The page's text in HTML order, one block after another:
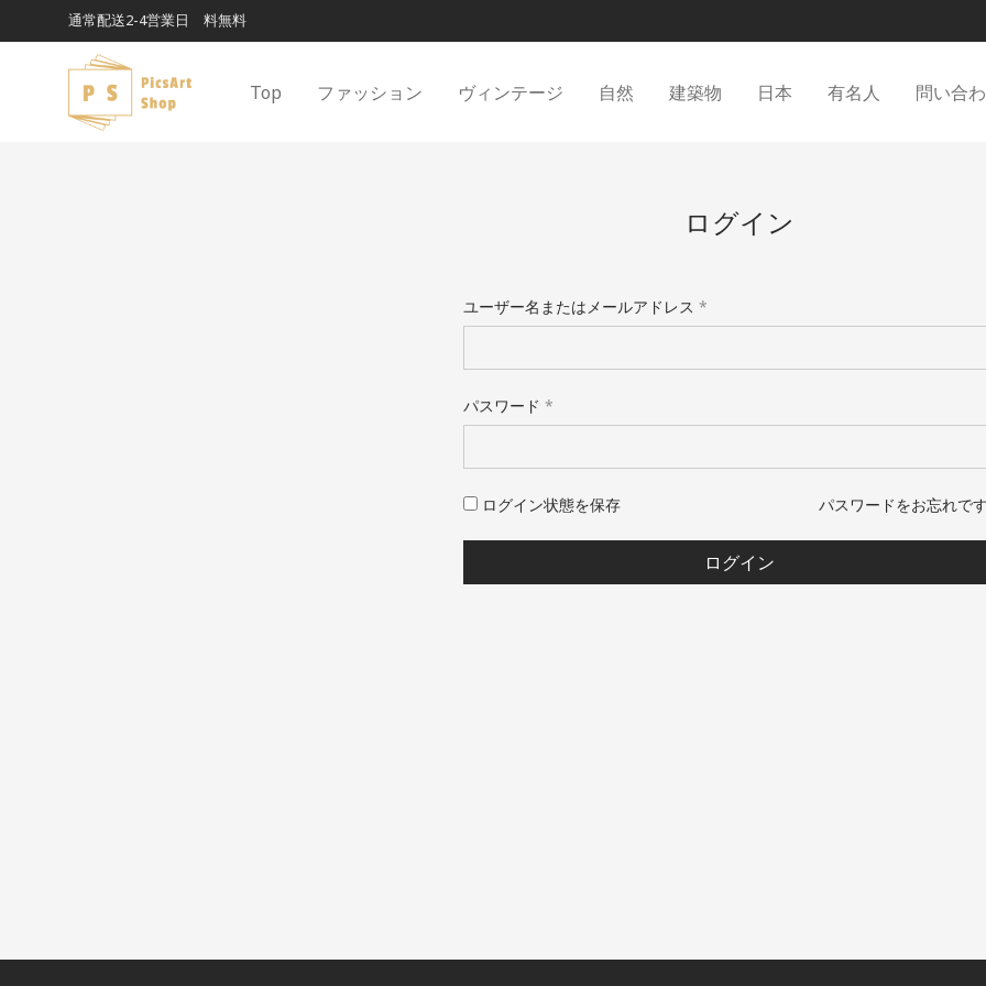
通常配送2-4営業日 料無料
Top ファッション ヴィンテージ 自然 建築物 日本 有名人 問い合
ログイン
ユーザー名またはメールアドレス *
パスワード *
ログイン状態を保存 パスワードをお忘れで
ログイン